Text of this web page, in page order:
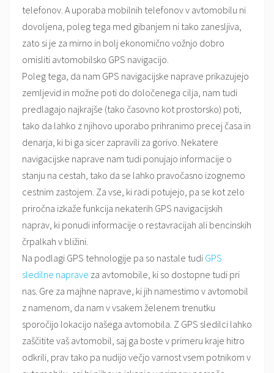
telefonov. A uporaba mobilnih telefonov v avtomobilu ni
dovoljena, poleg tega med gibanjem ni tako zanesljiva,
zato si je za mirno in bolj ekonomično vožnjo dobro
omisliti avtomobilsko GPS navigacijo.
Poleg tega, da nam GPS navigacijske naprave prikazujejo
zemljevid in možne poti do določenega cilja, nam tudi
predlagajo najkrajše (tako časovno kot prostorsko) poti,
tako da lahko z njihovo uporabo prihranimo precej časa in
denarja, ki bi ga sicer zapravili za gorivo. Nekatere
navigacijske naprave nam tudi ponujajo informacije o
stanju na cestah, tako da se lahko pravočasno izognemo
cestnim zastojem. Za vse, ki radi potujejo, pa se kot zelo
priročna izkaže funkcija nekaterih GPS navigacijskih
naprav, ki ponudi informacije o restavracijah ali bencinskih
črpalkah v bližini.
Na podlagi GPS tehnologije pa so nastale tudi GPS
sledilne naprave za avtomobile, ki so dostopne tudi pri
nas. Gre za majhne naprave, ki jih namestimo v avtomobil
z namenom, da nam v vsakem želenem trenutku
sporočijo lokacijo našega avtomobila. Z GPS sledilci lahko
zaščitite vaš avtomobil, saj ga boste v primeru kraje hitro
odkrili, prav tako pa nudijo večjo varnost vsem potnikom v